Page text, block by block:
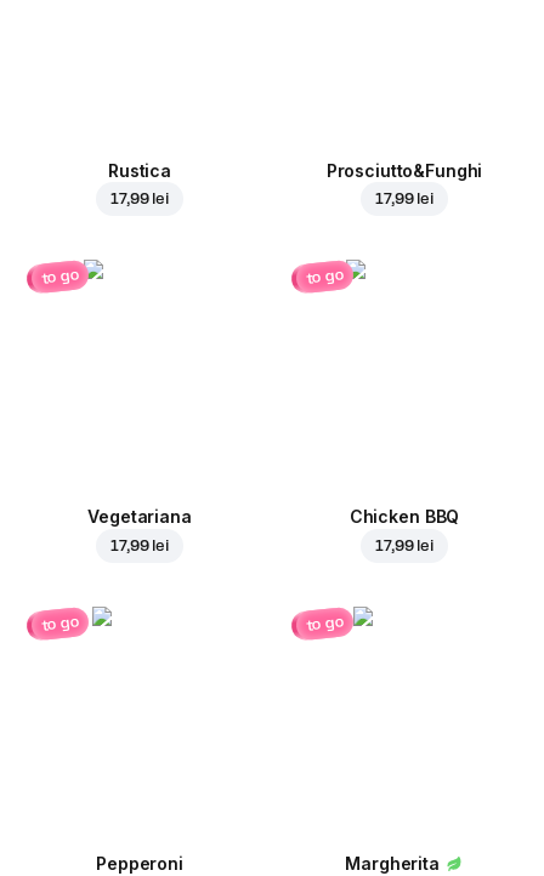
Rustica
17,99 lei
Prosciutto&Funghi
17,99 lei
to go
Vegetariana
17,99 lei
to go
Chicken BBQ
17,99 lei
to go
Pepperoni
to go
Margherita